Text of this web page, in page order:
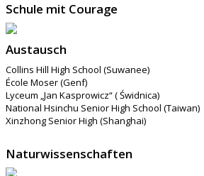
Schule mit Courage
Austausch
Collins Hill High School (Suwanee)
École Moser (Genf)
Lyceum „Jan Kasprowicz“ ( Świdnica)
National Hsinchu Senior High School (Taiwan)
Xinzhong Senior High (Shanghai)
Naturwissenschaften